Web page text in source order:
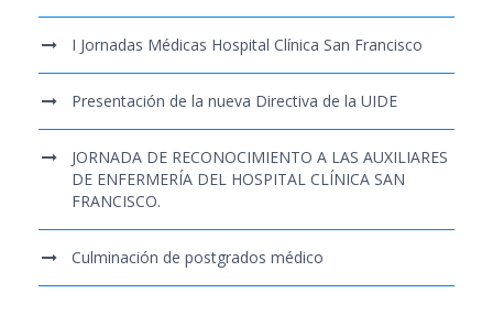
I Jornadas Médicas Hospital Clínica San Francisco
Presentación de la nueva Directiva de la UIDE
JORNADA DE RECONOCIMIENTO A LAS AUXILIARES
DE ENFERMERÍA DEL HOSPITAL CLÍNICA SAN
FRANCISCO.
Culminación de postgrados médico